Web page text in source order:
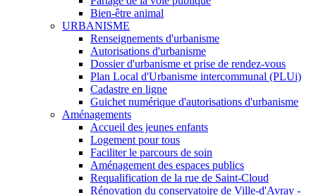
Bien-être animal
URBANISME
Renseignements d'urbanisme
Autorisations d'urbanisme
Dossier d'urbanisme et prise de rendez-vous
Plan Local d'Urbanisme intercommunal (PLUi)
Cadastre en ligne
Guichet numérique d'autorisations d'urbanisme
Aménagements
Accueil des jeunes enfants
Logement pour tous
Faciliter le parcours de soin
Aménagement des espaces publics
Requalification de la rue de Saint-Cloud
Rénovation du conservatoire de Ville-d'Avray -